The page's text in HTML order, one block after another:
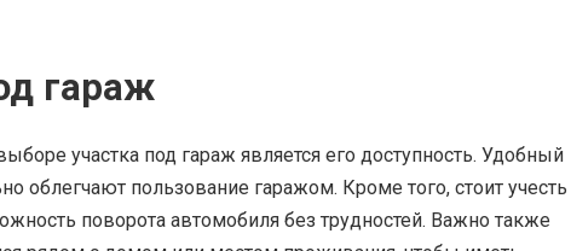
гараж
участка под гараж является его доступность. Удобный
облегчают пользование гаражом. Кроме того, стоит учесть
поворота автомобиля без трудностей. Важно также